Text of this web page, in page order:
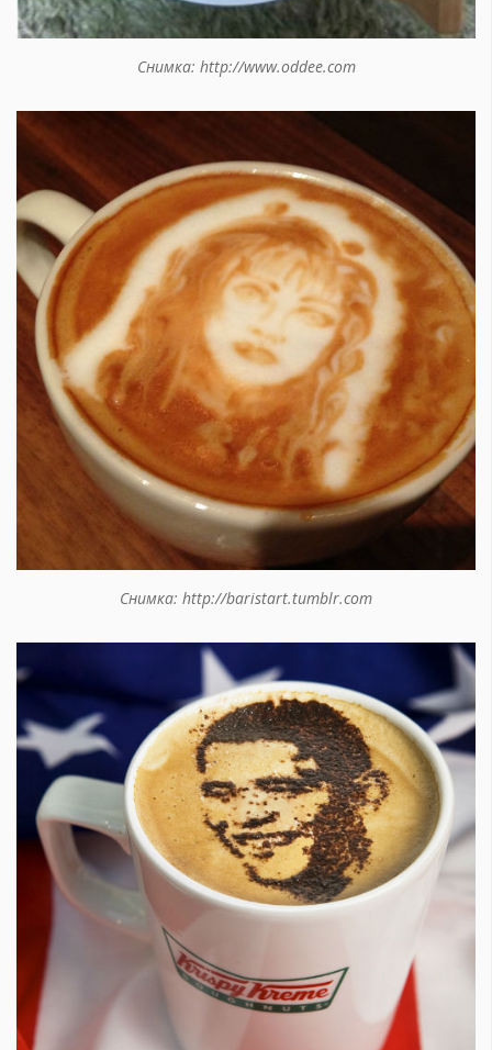
Снимка: http://www.oddee.com
Снимка: http://baristart.tumblr.com